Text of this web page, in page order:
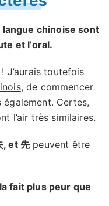
chinoise sont
et l’oral.
J’aurais toutefois
, de commencer
Certes,
l’air très similaires.
, et 先peuvent être
fait plus peur que